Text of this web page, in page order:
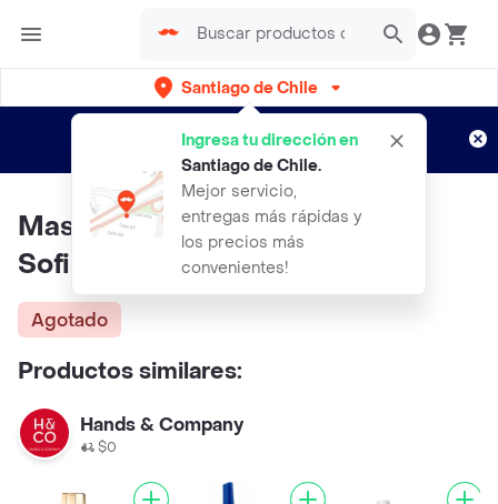
Santiago de Chile
Ingresa tu dirección en
Santiago de Chile.
Mejor servicio,
entregas más rápidas y
los precios más
convenientes!
envíos gratis por semanas
Aplican TyC
Masglo Esmalte Tradicional
Sofisticada
Agotado
Productos similares:
Hands & Company
$0